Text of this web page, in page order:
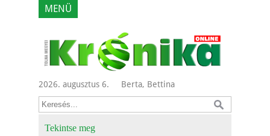
MENÜ
2026. augusztus 6. Berta, Bettina
Tekintse meg